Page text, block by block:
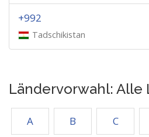
+992
Tadschikistan
Ländervorwahl: Alle
A B C